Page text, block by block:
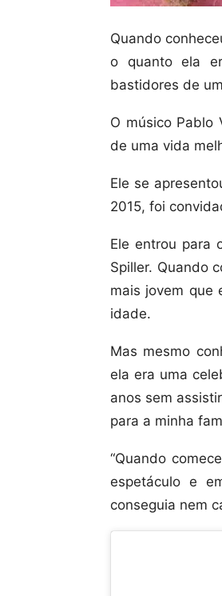
Quando
o quanto ela
bastidores de
O músico Pablo
de uma vida
Ele se
2015, foi
Ele entrou para
Spiller. Quando
mais jovem que
idade.
Mas mesmo
ela era uma
anos sem
para a minha
“Quando
espetáculo e
conseguia nem